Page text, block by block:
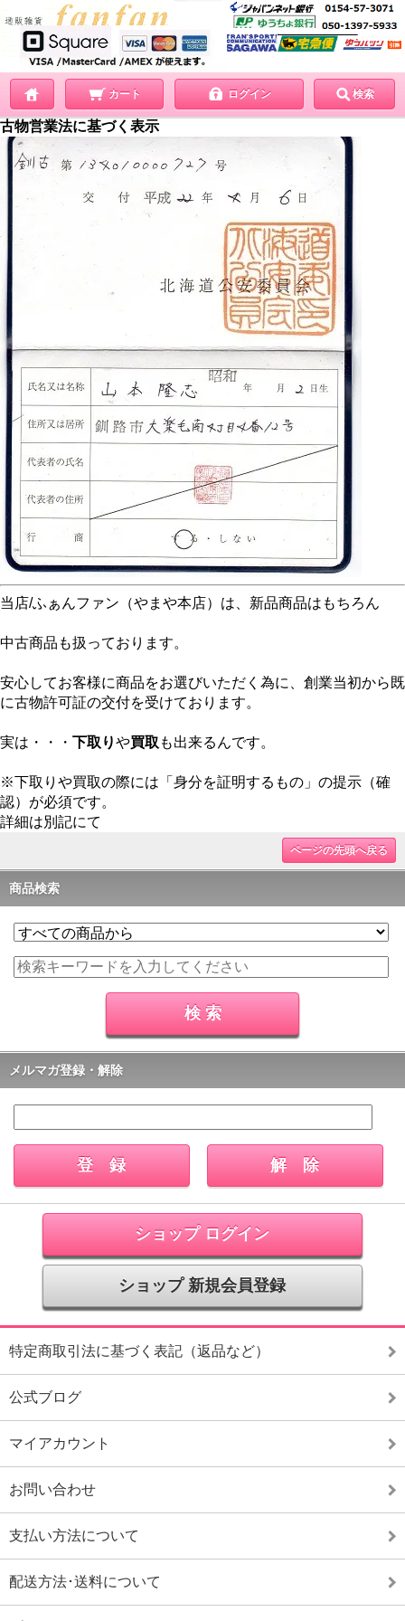
カート ログイン 検索
古物営業法に基づく表示
当店/ふぁんファン（やまや本店）は、新品商品はもちろん
中古商品も扱っております。
安心してお客様に商品をお選びいただく為に、創業当初から既
に古物許可証の交付を受けております。
実は・・・ 下取りや買取 も出来るんです。
※下取りや買取の際には「身分を証明するもの」の提示（確
認）が必須です。
詳細は別記にて
ページの先頭へ戻る
商品検索
メルマガ登録・解除
ショップ ログイン
ショップ 新規会員登録
特定商取引法に基づく表記（返品など）
公式ブログ
マイアカウント
お問い合わせ
支払い方法について
配送方法･送料について